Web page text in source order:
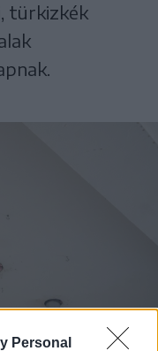
Personal
türkizkék